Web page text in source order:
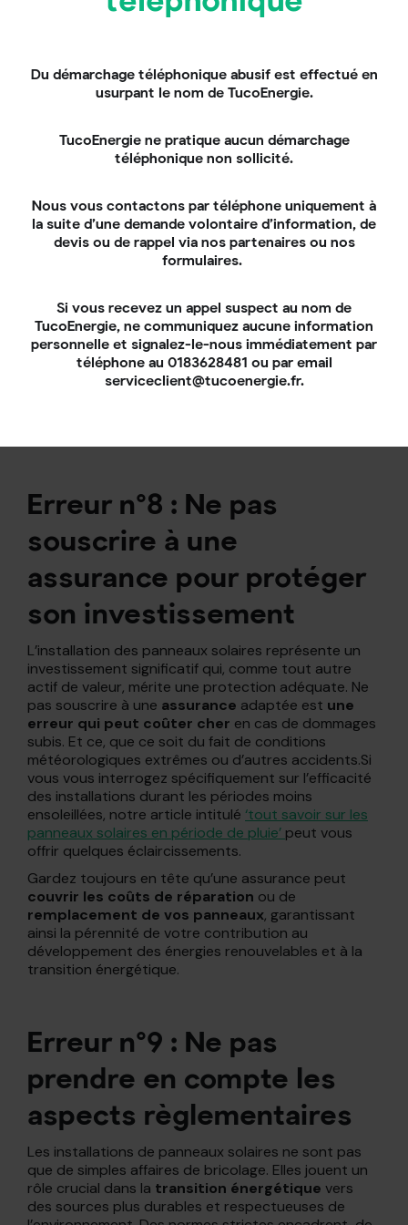
entraîner des coûts additionnels considérables par
propriété.
Il est essentiel de sélectionner uninstallateur
expérience avérée
pour garantir une installation de
qualité et durable.
Erreur n°7 : Ne pas tenir
compte de la garantie et
du service après-vente
Vérifiez toujoursla durée et la couverture de la
garantieofferte par le fabricant des panneaux
solaires et par l’entreprise d’installation. Un bon
service après-vente témoigne souvent de la qualité
des produits proposés et peut faire toute la
Erreur n°8 : Ne pas
souscrire à une
assurance pour protéger
son investissement
L’installation des panneaux solaires représente un
investissement significatif qui, comme tout autre
actif de valeur, mérite une protection adéquate. Ne
pas souscrire à une assurance adaptée est une
erreur qui peut coûter cher en cas de dommages
subis. Et ce, que ce soit du fait de conditions
météorologiques extrêmes ou d’autres accidents.Si
vous vous interrogez spécifiquement sur l’efficacité
des installations durant les périodes moins
ensoleillées, notre article intitulé ‘tout savoir sur les
panneaux solaires en période de pluie’ peut vous
offrir quelques éclaircissements.
Gardez toujours en tête qu’une assurance peut
couvrir les coûts de réparation ou de
remplacement de vos panneaux, garantissant
ainsi la pérennité de votre contribution au
développement des énergies renouvelables et à la
transition énergétique.
Erreur n°9 : Ne pas
prendre en compte les
aspects règlementaires
Les installations de panneaux solaires ne sont pas
que de simples affaires de bricolage. Elles jouent un
rôle crucial dans la transition énergétique vers
des sources plus durables et respectueuses de
Du démarchage téléphonique abusif est effectué en
usurpant le nom de TucoEnergie.
TucoEnergie ne pratique aucun démarchage
téléphonique non sollicité.
Nous vous contactons par téléphone uniquement à
la suite d’une demande volontaire d’information, de
devis ou de rappel via nos partenaires ou nos
formulaires.
Si vous recevez un appel suspect au nom de
TucoEnergie, ne communiquez aucune information
personnelle et signalez-le-nous immédiatement par
téléphone au 0183628481 ou par email
serviceclient@tucoenergie.fr.